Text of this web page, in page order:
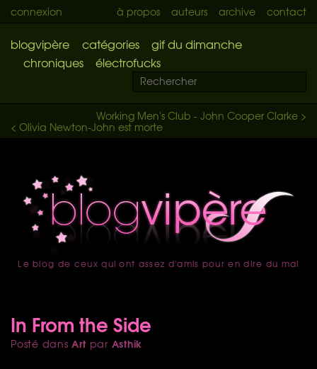
connexion à propos auteurs archive contact
blogvipère catégories
gif du dimanche
chroniques
électrofucks
Working Men's Club - John Cooper Clarke >
< Olivia Newton-John est morte
accueil
Le blog de ceux qui ont assez d'amis pour en dire du mal
In From the Side
Posté dansArt par Asthik